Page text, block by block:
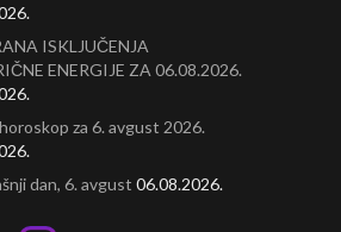
ISKLJUČENJA
ENERGIJE ZA 06.08.2026.
za 6. avgust 2026.
dan, 6. avgust 06.08.2026.